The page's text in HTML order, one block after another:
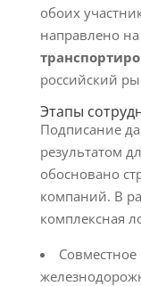
обоих
направлено
российский
Этапы
Подписание
результатом
обосновано
компаний. В
комплексная